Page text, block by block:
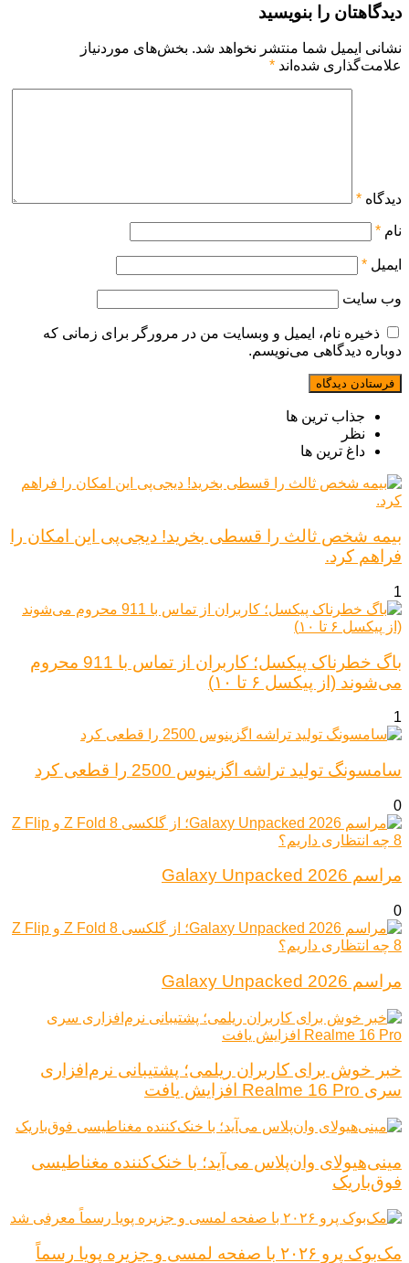
دیدگاهتان را بنویسید
نشانی ایمیل شما منتشر نخواهد شد. بخش‌های موردنیاز
علامت‌گذاری شده‌اند *
دیدگاه *
نام *
ایمیل *
وب‌ سایت
ذخیره نام، ایمیل و وبسایت من در مرورگر برای زمانی که
دوباره دیدگاهی می‌نویسم.
جذاب ترین ها
نظر
داغ ترین ها
بیمه شخص ثالث را قسطی بخرید! دیجی‌پی این امکان را
فراهم کرد.
1
باگ خطرناک پیکسل؛ کاربران از تماس با 911 محروم
می‌شوند (از پیکسل ۶ تا ۱۰)
1
سامسونگ تولید تراشه اگزینوس 2500 را قطعی کرد
0
مراسم Galaxy Unpacked 2026
0
مراسم Galaxy Unpacked 2026
خبر خوش برای کاربران ریلمی؛ پشتیبانی نرم‌افزاری
سری Realme 16 Pro افزایش یافت
مینی‌هیولای وان‌پلاس می‌آید؛ با خنک‌کننده مغناطیسی
فوق‌باریک
مک‌بوک پرو ۲۰۲۶ با صفحه لمسی و جزیره پویا رسماً